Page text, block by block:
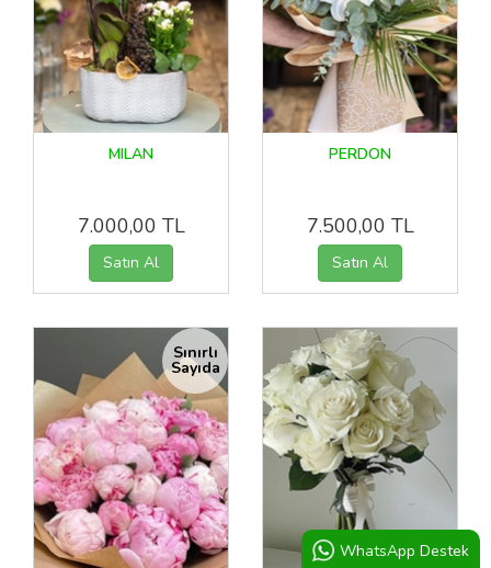
MILAN
7.000,00 TL
PERDON
7.500,00 TL
Sınırlı
Sayıda
WhatsApp Destek